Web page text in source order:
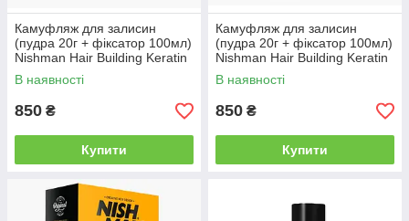
Камуфляж для залисин
(пудра 20г + фіксатор 100мл)
Nishman Hair Building Keratin
Fiber Чорний (10703011)
В наявності
850 ₴
Купити
Камуфляж для залисин
(пудра 20г + фіксатор 100мл)
Nishman Hair Building Keratin
світло-коричневий
(10703014)
В наявності
850 ₴
Купити